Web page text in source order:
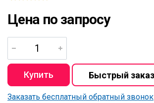
Цена по запросу
Заказать бесплатный обратный звонок